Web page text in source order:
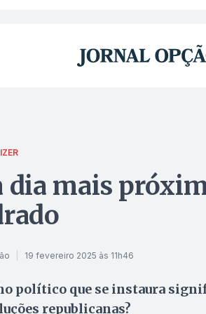
dia mais
19 fevereiro 2025 às 11h46
político que se instaura
republicanas?